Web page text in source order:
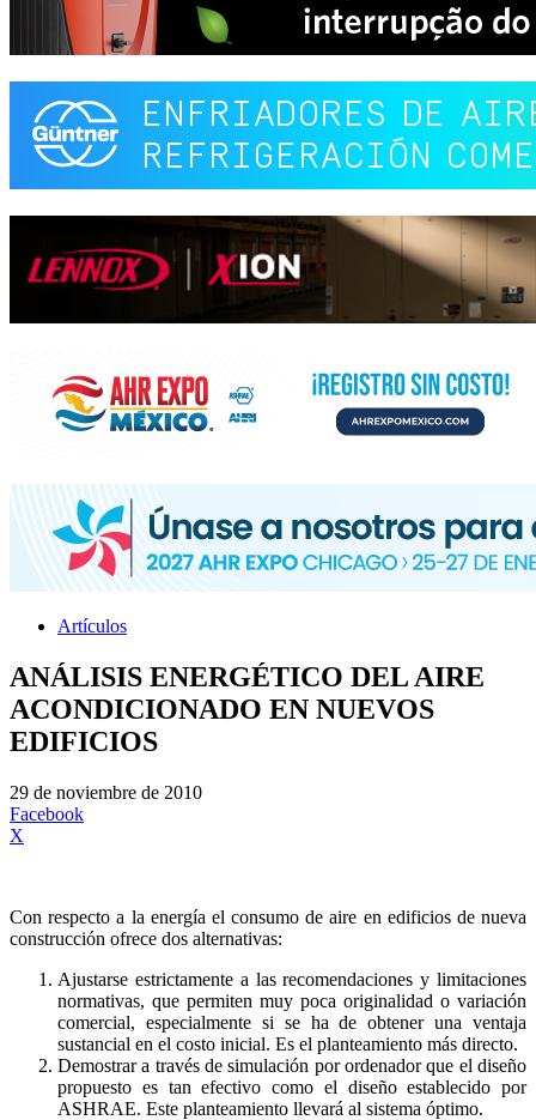
Artículos
ANÁLISIS ENERGÉTICO DEL AIRE
ACONDICIONADO EN NUEVOS
EDIFICIOS
29 de noviembre de 2010
Facebook
X
Con respecto a la energía el consumo de aire en edificios de nueva
construcción ofrece dos alternativas:
Ajustarse estrictamente a las recomendaciones y limitaciones
normativas, que permiten muy poca originalidad o variación
comercial, especialmente si se ha de obtener una ventaja
sustancial en el costo inicial. Es el planteamiento más directo.
Demostrar a través de simulación por ordenador que el diseño
propuesto es tan efectivo como el diseño establecido por
ASHRAE. Este planteamiento llevará al sistema óptimo.